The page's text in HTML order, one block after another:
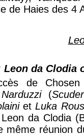
de Haies des 4
da Clodia
de
(
etLuka
da Clodia
même réunion